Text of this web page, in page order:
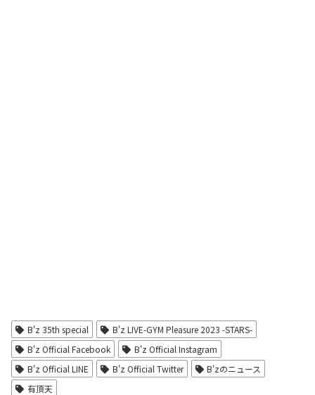
B'z 35th special
B'z LIVE-GYM Pleasure 2023 -STARS-
B'z Official Facebook
B'z Official Instagram
B'z Official LINE
B'z Official Twitter
B'zのニュース
有頂天